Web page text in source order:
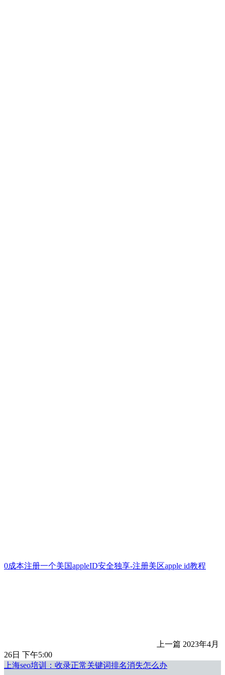
0成本注册一个美国appleID安全独享-注册美区apple id教程
上一篇 2023年4月
26日 下午5:00
上海seo培训：收录正常关键词排名消失怎么办